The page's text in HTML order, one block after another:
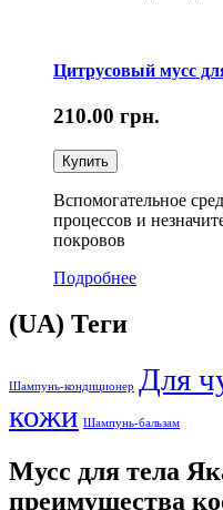
Цитрусовый мусс
210.00 грн.
Купить
Вспомогательное
процессов и
покровов
Подробнее
(UA) Теги
Шампунь-кондиционер
Для
кожи Шампунь-бальзам
Мусс для тела
преимущества